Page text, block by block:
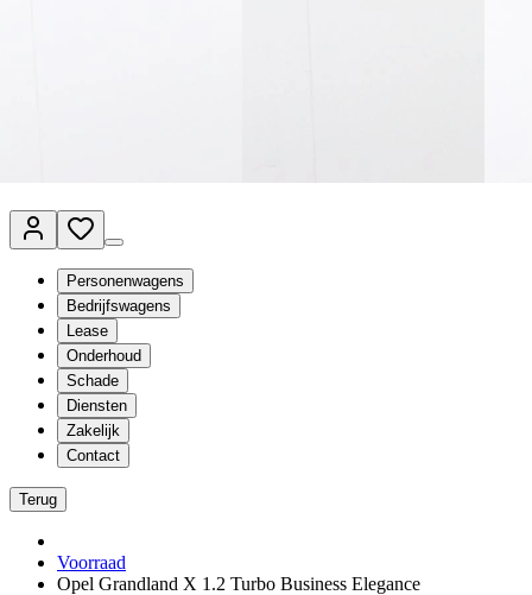
Personenwagens
Bedrijfswagens
Lease
Onderhoud
Schade
Diensten
Zakelijk
Contact
Terug
Voorraad
Opel Grandland X 1.2 Turbo Business Elegance